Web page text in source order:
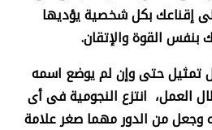
إقناعك بكل شخصية يؤديها
القوة والإتقان.
تمثيل حتى وإن لم يوضع اسمه
العمل، انتزع النجومية فى أى
وجعل من الدور مهما صغر علامة